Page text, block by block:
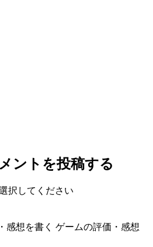
ントを投稿する
択してください
感想を書く ゲームの評価・感想